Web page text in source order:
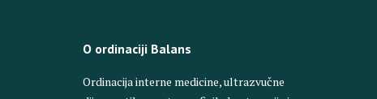
O ordinaciji Balans
Ordinacija interne medicine, ultrazvučne